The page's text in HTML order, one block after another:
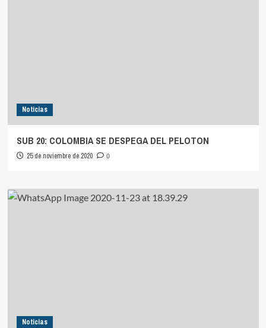
Noticias
SUB 20: COLOMBIA SE DESPEGA DEL PELOTON
25 de noviembre de 2020 0
Noticias